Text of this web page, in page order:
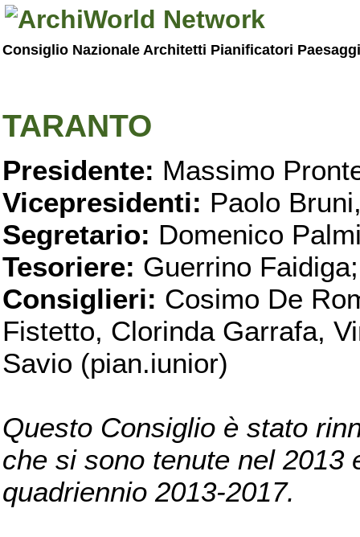
Consiglio Nazionale Architetti Pianificatori
TARANTO
Presidente: Massimo
Vicepresidenti: Paolo
Segretario: Domenico
Tesoriere: Guerrino Faidiga;
Consiglieri: Cosimo De
Fistetto, Clorinda Garrafa,
Savio (pian.iunior)
Questo Consiglio è stato
che si sono tenute nel 2013
quadriennio 2013-2017.